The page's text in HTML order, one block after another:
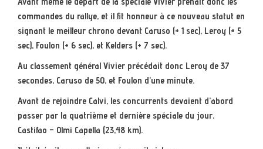
commandes du rallye, et il fit honneur à ce nouveau statut en
signant le meilleur chrono devant Caruso (+ 1 sec), Leroy (+ 5
sec), Foulon (+ 6 sec), et Kelders (+ 7 sec).
Au classement général Vivier précédait donc Leroy de 37
secondes, Caruso de 50, et Foulon d’une minute.
Avant de rejoindre Calvi, les concurrents devaient d’abord
passer par la quatrième et dernière spéciale du jour,
Castifao – Olmi Capella (23,48 km).